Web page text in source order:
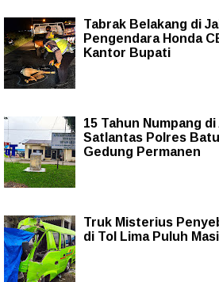
Tabrak Belakang di
Pengendara Honda
Kantor Bupati
15 Tahun Numpang
Satlantas Polres
Gedung Permanen
Truk Misterius
di Tol Lima Puluh